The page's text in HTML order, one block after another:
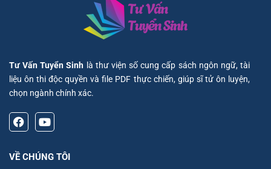
Tư Vấn Tuyển Sinh là thư viện số cung cấp sách ngôn ngữ, tài
liệu ôn thi độc quyền và file PDF thực chiến, giúp sĩ tử ôn luyện,
chọn ngành chính xác.
VỀ CHÚNG TÔI